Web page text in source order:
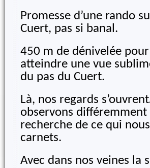
Promesse d’une rando
Cuert, pas si banal.
450 m de dénivelée
atteindre une vue
du pas du Cuert.
Là, nos regards
observons
recherche de ce qui
carnets.
Avec dans nos veines la